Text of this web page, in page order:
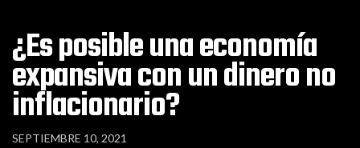
¿Es posible una economía
expansiva con un dinero no
inflacionario?
SEPTIEMBRE 10, 2021